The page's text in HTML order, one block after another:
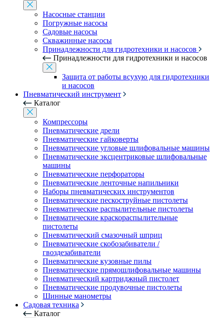
Насосные станции
Погружные насосы
Садовые насосы
Скважинные насосы
Принадлежности для гидротехники и насосов
Принадлежности для гидротехники и насосов
Защита от работы всухую для гидротехники
и насосов
Пневматический инструмент
Каталог
Компрессоры
Пневматические дрели
Пневматические гайковерты
Пневматические угловые шлифовальные машины
Пневматические эксцентриковые шлифовальные
машины
Пневматические перфораторы
Пневматические ленточные напильники
Наборы пневматических инструментов
Пневматические пескоструйные пистолеты
Пневматические распылительные пистолеты
Пневматические краскораспылительные
пистолеты
Пневматический смазочный шприц
Пневматические скобозабиватели /
гвоздезабиватели
Пневматические кузовные пилы
Пневматические прямошлифовальные машины
Пневматический картриджный пистолет
Пневматические продувочные пистолеты
Шинные манометры
Садовая техника
Каталог